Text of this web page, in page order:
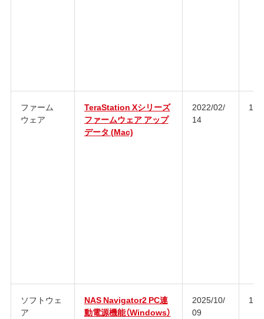
ファーム
ウェア
TeraStation Xシリーズ
ファームウェア アップ
データ (Mac)
2022/02/
14
ソフトウェ
ア
NAS Navigator2 PC連
動電源機能（Windows）
2025/10/
09